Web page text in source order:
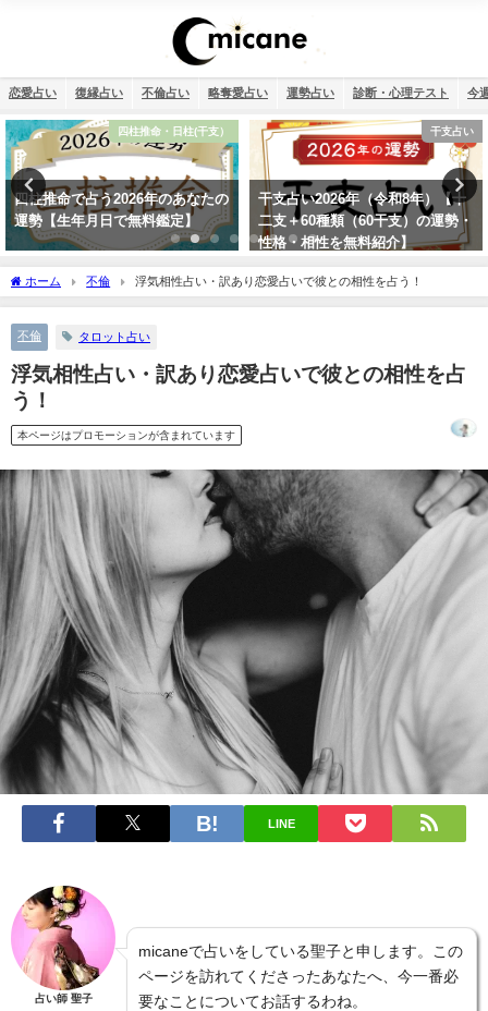
恋愛占い 復縁占い 不倫占い 略奪愛占い 運勢占い 診断・心理テスト 今
四柱推命・日柱(干支）
四柱推命で占う2026年のあなたの
運勢【生年月日で無料鑑定】
干支占い
干支占い2026年（令和8年）【十
二支＋60種類（60干支）の運勢・
性格・相性を無料紹介】
ホーム 不倫 浮気相性占い・訳あり恋愛占いで彼との相性を占う！
不倫 タロット占い
浮気相性占い・訳あり恋愛占いで彼との相性を占
う！
本ページはプロモーションが含まれています
LINE
占い師 聖子
micaneで占いをしている聖子と申します。この
ページを訪れてくださったあなたへ、今一番必
要なことについてお話するわね。